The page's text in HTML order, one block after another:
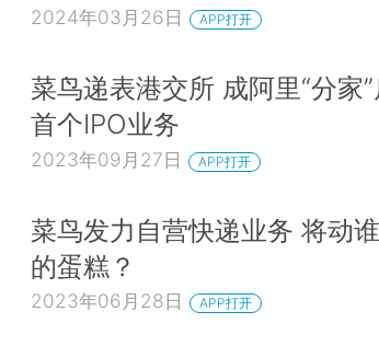
2024年03月26日 APP打开
菜鸟递表港交所 成阿里“分家
首个IPO业务
2023年09月27日 APP打开
菜鸟发力自营快递业务 将动谁
的蛋糕？
2023年06月28日 APP打开